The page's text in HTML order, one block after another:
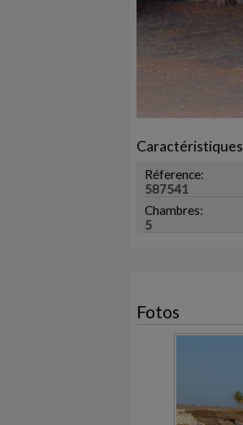
Caractéristiques
Réference:
587541
Chambres:
5
Fotos